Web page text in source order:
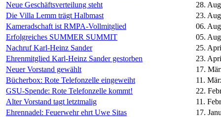
Neue Geschäftsverteilung steht
28.
Die Villa Lemm trägt Halbmast
23.
Kameradschaft ist RMPA-Vollmitglied
06.
Erfolgreiches SUMMER SUMMIT
05.
Nachruf Karl-Heinz Sander
25.
Ehrenmitglied Karl-Heinz Sander gestorben
23.
Neuer Vorstand gewählt
17.
Bücherbox: Rote Telefonzelle eingeweiht
11.
GSU-Spende: Rote Telefonzelle kommt!
22.
Alter Vorstand tagt letztmalig
11.
Ehrennadel: Feuerwehr ehrt Uwe Sitas
17.